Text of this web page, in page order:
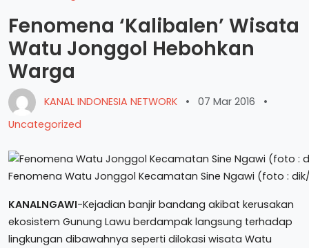
Fenomena ‘Kalibalen’ Wisata
Watu Jonggol Hebohkan
Warga
KANAL INDONESIA NETWORK • 07 Mar 2016
•
Uncategorized
Fenomena Watu Jonggol Kecamatan Sine Ngawi (foto :
KANALNGAWI-Kejadian banjir bandang akibat kerusakan
ekosistem Gunung Lawu berdampak langsung terhadap
lingkungan dibawahnya seperti dilokasi wisata Watu